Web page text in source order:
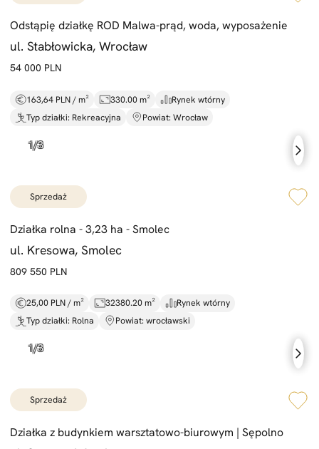
Odstąpię działkę ROD Malwa-prąd, woda, wyposażenie
ul. Stabłowicka, Wrocław
54 000 PLN
163,64 PLN / m² 330.00 m²
Rynek wtórny
Typ działki: Rekreacyjna
Powiat: Wrocław
sprzedaż
Działka rolna -3,23 ha -Smolec
ul. Kresowa, Smolec
809 550 PLN
25,00 PLN / m² 32380.20 m²
Rynek wtórny
Typ działki: Rolna
Powiat: wrocławski
sprzedaż
Działka z budynkiem warsztatowo-biurowym | Sępolno